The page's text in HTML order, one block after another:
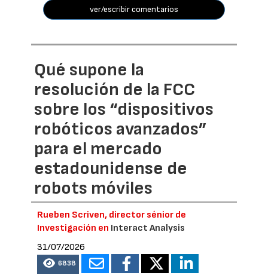
ver/escribir comentarios
Qué supone la
resolución de la FCC
sobre los “dispositivos
robóticos avanzados”
para el mercado
estadounidense de
robots móviles
Rueben Scriven, director sénior de
Investigación en Interact Analysis
31/07/2026
6838